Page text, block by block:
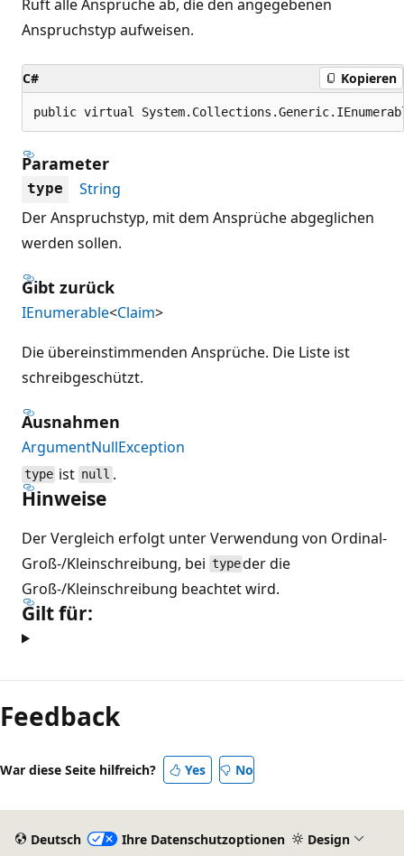
Ruft alle Ansprüche ab, die den angegebenen
Anspruchstyp aufweisen.
C# Kopieren
public virtual
Parameter
type
String
Der Anspruchstyp, mit dem Ansprüche abgeglichen
werden sollen.
Gibt zurück
IEnumerable<Claim>
Die übereinstimmenden Ansprüche. Die Liste ist
schreibgeschützt.
Ausnahmen
ArgumentNullException
type ist null .
Hinweise
Der Vergleich erfolgt unter Verwendung von Ordinal-
Groß-/Kleinschreibung, bei typeder die
Groß-/Kleinschreibung beachtet wird.
Gilt für:
Lesemodus
deaktiviert
Feedback
War diese Seite hilfreich? Yes No
Deutsch Ihre Datenschutzoptionen Design